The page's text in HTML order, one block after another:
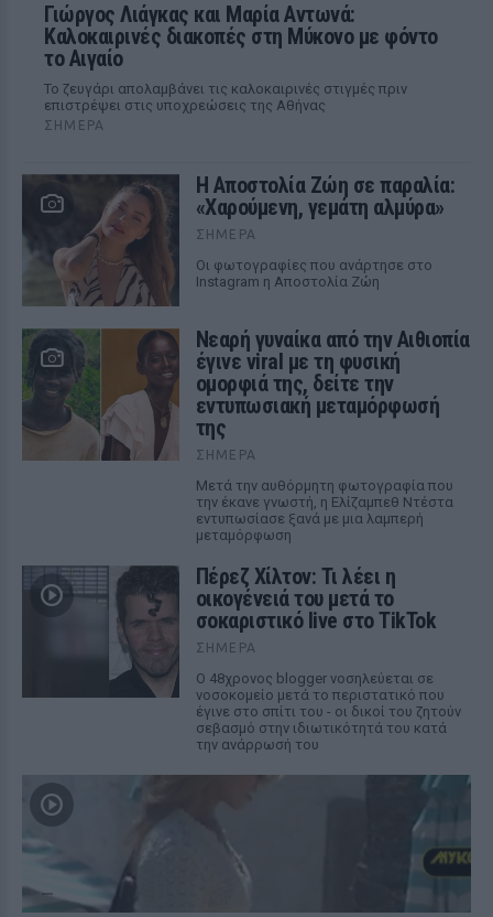
Γιώργος Λιάγκας και Μαρία Αντωνά:
Καλοκαιρινές διακοπές στη Μύκονο με φόντο
το Αιγαίο
Το ζευγάρι απολαμβάνει τις καλοκαιρινές στιγμές πριν
επιστρέψει στις υποχρεώσεις της Αθήνας
ΣΉΜΕΡΑ
Η Αποστολία Ζώη σε παραλία:
«Χαρούμενη, γεμάτη αλμύρα»
ΣΉΜΕΡΑ
Οι φωτογραφίες που ανάρτησε στο
Instagram η Αποστολία Ζώη
Νεαρή γυναίκα από την Αιθιοπία
έγινε viral με τη φυσική
ομορφιά της, δείτε την
εντυπωσιακή μεταμόρφωσή
της
ΣΉΜΕΡΑ
Μετά την αυθόρμητη φωτογραφία που
την έκανε γνωστή, η Ελίζαμπεθ Ντέστα
εντυπωσίασε ξανά με μια λαμπερή
μεταμόρφωση
Πέρεζ Χίλτον: Τι λέει η
οικογένειά του μετά το
σοκαριστικό live στο TikTok
ΣΉΜΕΡΑ
Ο 48χρονος blogger νοσηλεύεται σε
νοσοκομείο μετά το περιστατικό που
έγινε στο σπίτι του - οι δικοί του ζητούν
σεβασμό στην ιδιωτικότητά του κατά
την ανάρρωσή του